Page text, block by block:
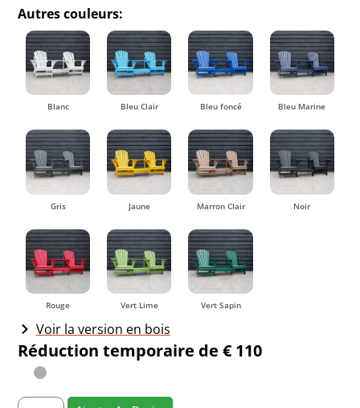
Autres couleurs:
Blanc Bleu Clair Bleu foncé Bleu Marine
Gris Jaune Marron Clair Noir
Rouge Vert Lime Vert Sapin
Voir la version en bois
Réduction temporaire de € 110